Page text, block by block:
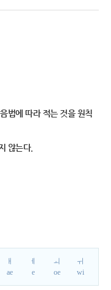
법에 따라 적는 것을 원칙
않는다.
ㅐ
ae
ㅔ
e
ㅚ
oe
ㅟ
wi